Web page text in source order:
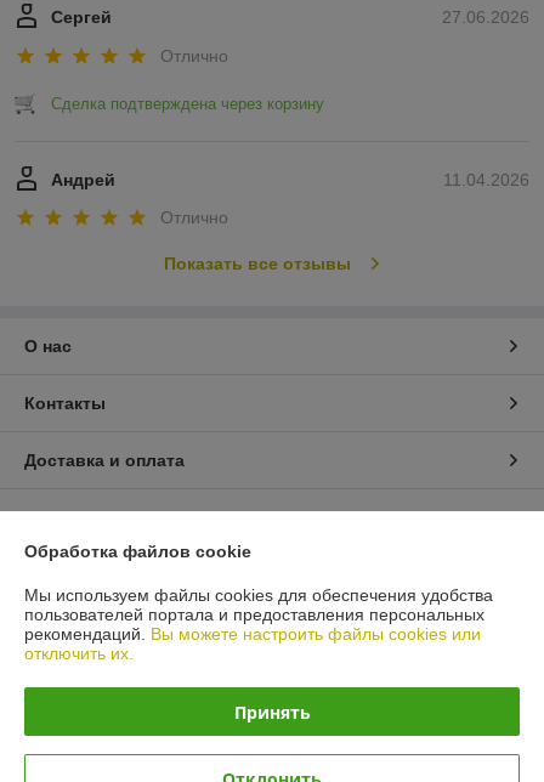
27.06.2026
Сергей
Отлично
Сделка подтверждена через корзину
11.04.2026
Андрей
Отлично
Показать все отзывы
О нас
Контакты
Доставка и оплата
График работы
Политика обработки cookies
Сайт создан на платформе Deal.by
Обработка файлов cookie
Мы используем файлы cookies для обеспечения удобства
пользователей портала и предоставления персональных
рекомендаций. Вы можете настроить файлы cookies или
отключить их.
Принять